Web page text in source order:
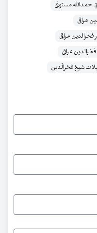
حمدالله مستوفی
عراقی
فخرالدین عراقی
فخرالدین عراقی
شیخ فخرالّدین